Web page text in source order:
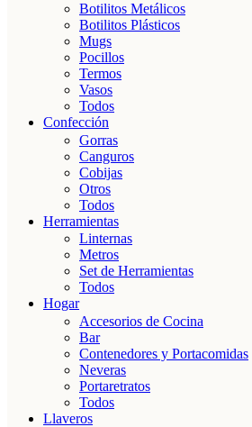
Botilitos Metálicos
Botilitos Plásticos
Mugs
Pocillos
Termos
Vasos
Todos
Confección
Gorras
Canguros
Cobijas
Otros
Todos
Herramientas
Linternas
Metros
Set de Herramientas
Todos
Hogar
Accesorios de Cocina
Bar
Contenedores y Portacomidas
Neveras
Portaretratos
Todos
Llaveros